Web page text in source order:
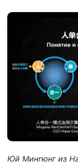
Юй Мингюнг из